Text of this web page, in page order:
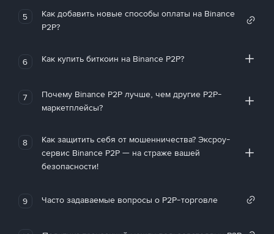
5
Как добавить новые способы оплаты на Binance
P2P?
6 Как купить биткоин на Binance P2P?
7
Почему Binance P2P лучше, чем другие P2P-
маркетплейсы?
8
Как защитить себя от мошенничества? Эксроу-
сервис Binance P2P — на страже вашей
безопасности!
9 Часто задаваемые вопросы о P2P-торговле